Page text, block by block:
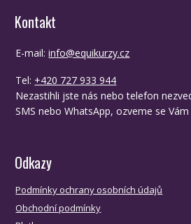
Kontakt
E-mail:info@equikurzy.cz
Tel: +420 727 933 944
Nezastihli jste nás nebo telefon
SMS nebo WhatsApp, ozveme se
Odkazy
Podmínky ochrany osobních údajů
Obchodní podmínky